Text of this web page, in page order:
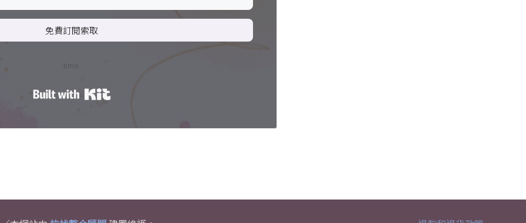
免費訂閱索取
time.
Built with Kit